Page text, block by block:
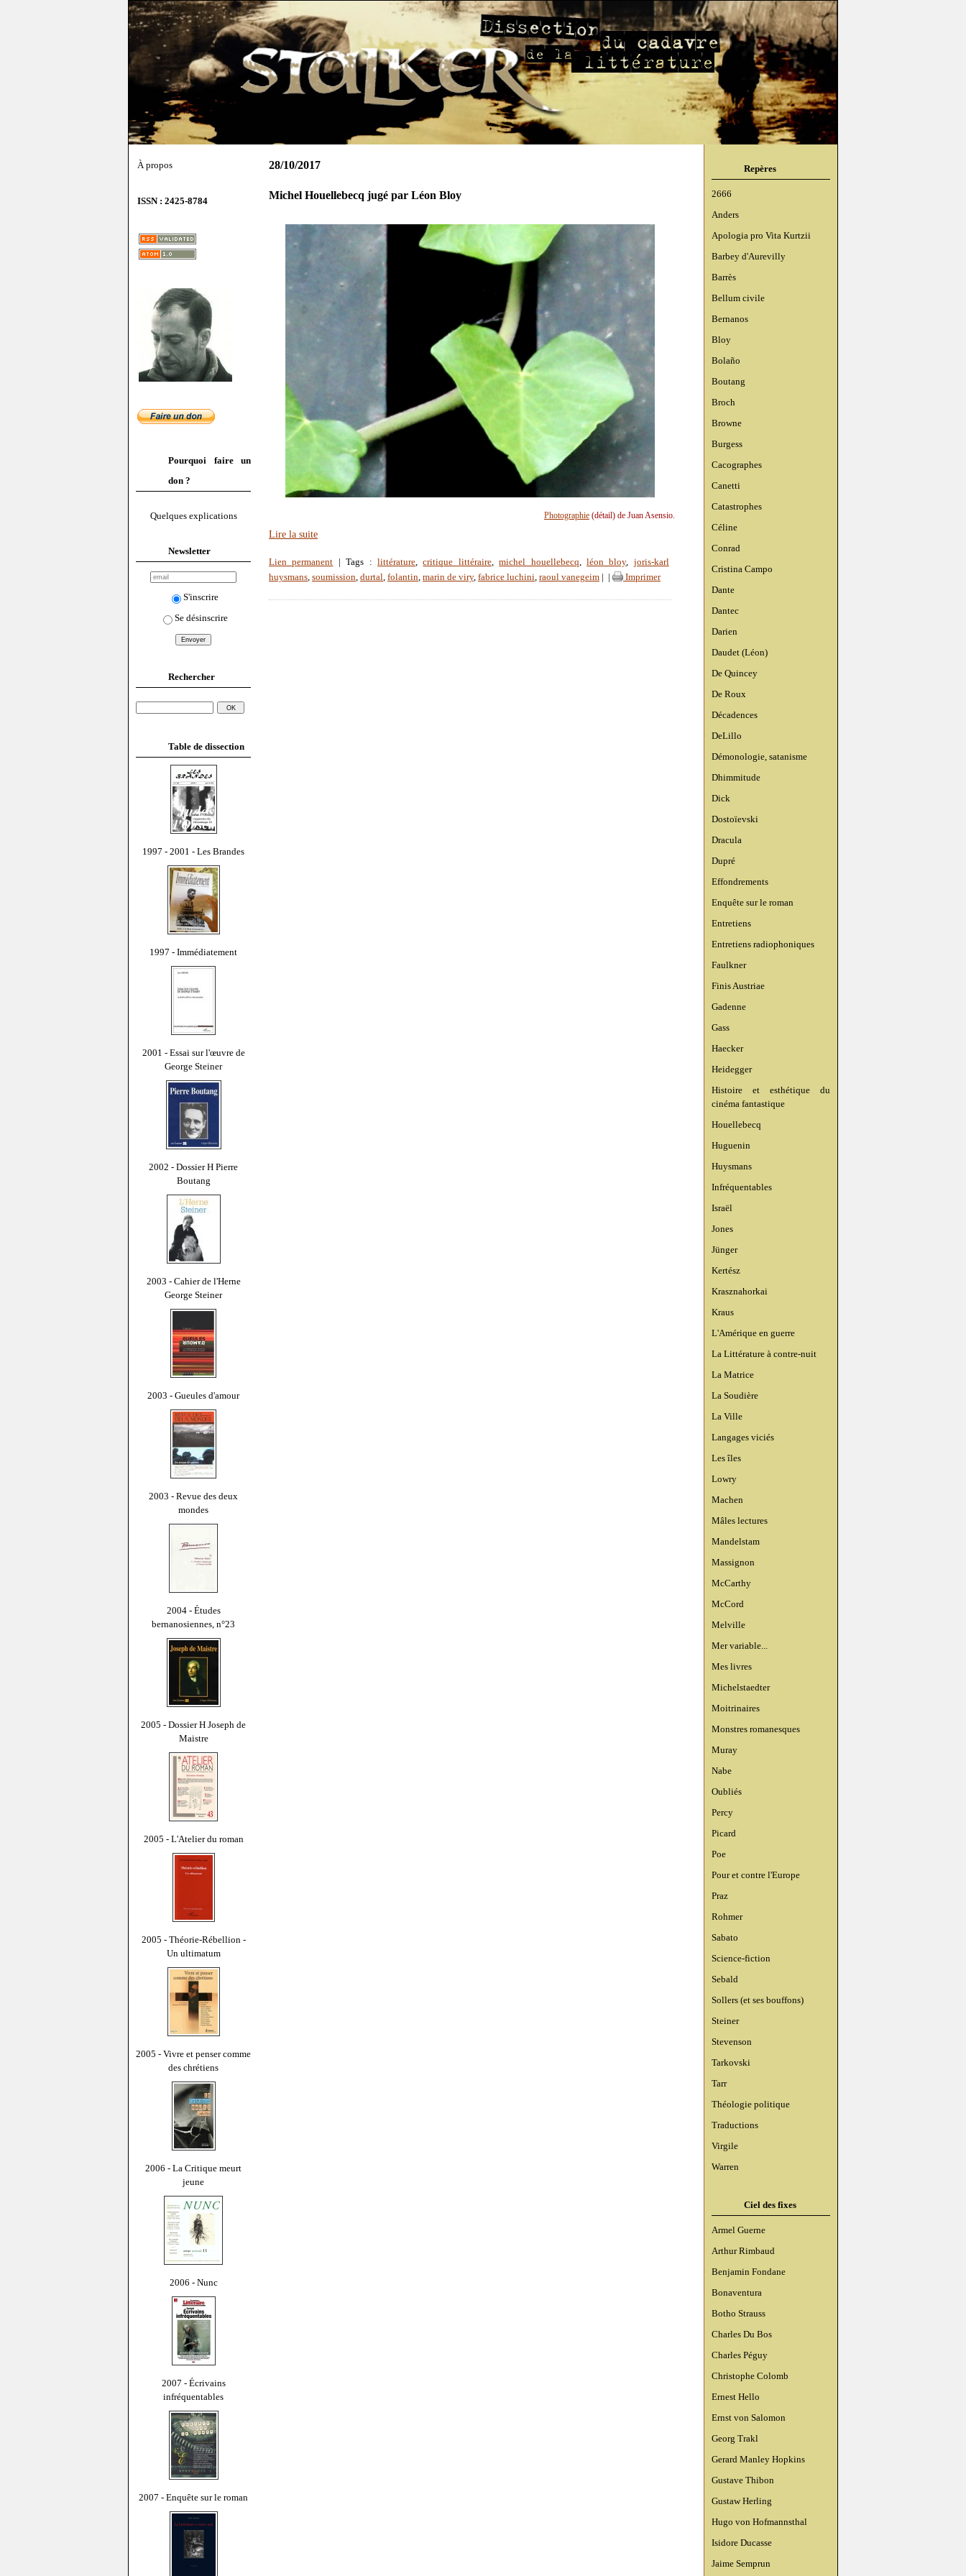
À propos
ISSN : 2425-8784
Pourquoi faire un
don ?
Quelques explications
Newsletter
S'inscrire
Se désinscrire
Rechercher
Table de dissection
1997 - 2001 - Les Brandes
1997 - Immédiatement
2001 - Essai sur l'œuvre de
George Steiner
2002 - Dossier H Pierre
Boutang
2003 - Cahier de l'Herne
George Steiner
2003 - Gueules d'amour
2003 - Revue des deux
mondes
2004 - Études
bernanosiennes, n°23
2005 - Dossier H Joseph de
Maistre
2005 - L'Atelier du roman
2005 - Théorie-Rébellion -
Un ultimatum
2005 - Vivre et penser comme
des chrétiens
2006 - La Critique meurt
jeune
2006 - Nunc
2007 - Écrivains
infréquentables
2007 - Enquête sur le roman
Repères
2666
Anders
Apologia pro Vita Kurtzii
Barbey d'Aurevilly
Barrès
Bellum civile
Bernanos
Bloy
Bolaño
Boutang
Broch
Browne
Burgess
Cacographes
Canetti
Catastrophes
Céline
Conrad
Cristina Campo
Dante
Dantec
Darien
Daudet (Léon)
De Quincey
De Roux
Décadences
DeLillo
Démonologie, satanisme
Dhimmitude
Dick
Dostoïevski
Dracula
Dupré
Effondrements
Enquête sur le roman
Entretiens
Entretiens radiophoniques
Faulkner
Finis Austriae
Gadenne
Gass
Haecker
Heidegger
Histoire et esthétique du
cinéma fantastique
Houellebecq
Huguenin
Huysmans
Infréquentables
Israël
Jones
Jünger
Kertész
Krasznahorkai
Kraus
L'Amérique en guerre
La Littérature à contre-nuit
La Matrice
La Soudière
La Ville
Langages viciés
Les îles
Lowry
Machen
Mâles lectures
Mandelstam
Massignon
McCarthy
McCord
Melville
Mer variable...
Mes livres
Michelstaedter
Moitrinaires
Monstres romanesques
Muray
Nabe
Oubliés
Percy
Picard
Poe
Pour et contre l'Europe
Praz
Rohmer
Sabato
Science-fiction
Sebald
Sollers (et ses bouffons)
Steiner
Stevenson
Tarkovski
Tarr
Théologie politique
Traductions
Virgile
Warren
Ciel des fixes
Armel Guerne
Arthur Rimbaud
Benjamin Fondane
Bonaventura
Botho Strauss
Charles Du Bos
Charles Péguy
Christophe Colomb
Ernest Hello
Ernst von Salomon
Georg Trakl
Gerard Manley Hopkins
Gustave Thibon
Gustaw Herling
Hugo von Hofmannsthal
Isidore Ducasse
Jaime Semprun
28/10/2017
Michel Houellebecq jugé par Léon Bloy
Photographie(détail) de Juan Asensio.
Lire la suite
Lien permanent | Tags :littérature,critique littéraire,michel houellebecq,léon bloy, joris-karl
huysmans, soumission, durtal, folantin, marin de viry, fabrice luchini, raoul vanegeim Imprimer